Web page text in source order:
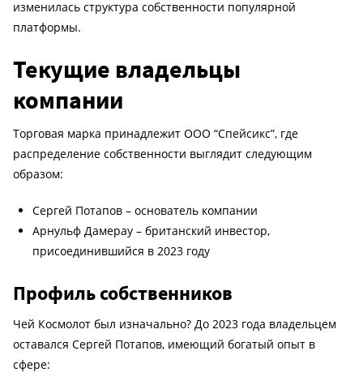
изменилась структура собственности популярной
платформы.
Текущие владельцы
компании
Торговая марка принадлежит ООО “Спейсикс”, где
распределение собственности выглядит следующим
образом:
Сергей Потапов – основатель компании
Арнульф Дамерау – британский инвестор,
присоединившийся в 2023 году
Профиль собственников
Чей Космолот был изначально? До 2023 года владельцем
оставался Сергей Потапов, имеющий богатый опыт в
сфере: